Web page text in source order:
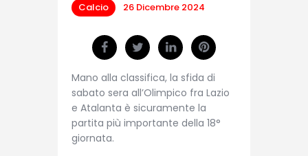
Calcio 26 Dicembre 2024
Mano alla classifica, la sfida di
sabato sera all’Olimpico fra Lazio
e Atalanta è sicuramente la
partita più importante della 18°
giornata.